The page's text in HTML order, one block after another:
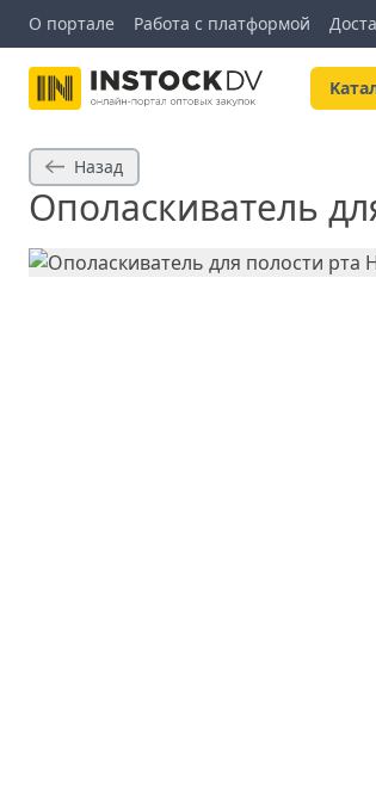
О портале Работа с платформой
Назад
Ополаскиватель